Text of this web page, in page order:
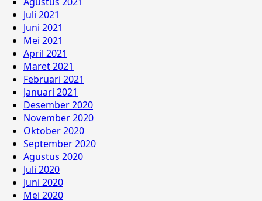
Juli 2021
Juni 2021
Mei 2021
April 2021
Maret 2021
Februari 2021
Januari 2021
Desember 2020
November 2020
Oktober 2020
September 2020
Agustus 2020
Juli 2020
Juni 2020
Mei 2020